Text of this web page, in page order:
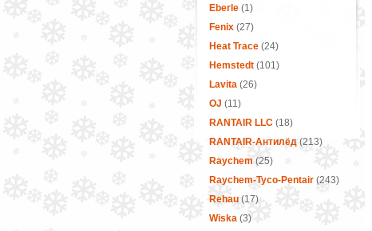
Eberle(1)
Fenix(27)
Heat Trace(24)
Hemstedt(101)
Lavita(26)
OJ (11)
RANTAIR LLC(18)
RANTAIR-Антилёд(213)
Raychem (25)
Raychem-Tyco-Pentair (243)
Rehau(17)
Wiska(3)